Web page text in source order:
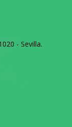
- Sevilla.